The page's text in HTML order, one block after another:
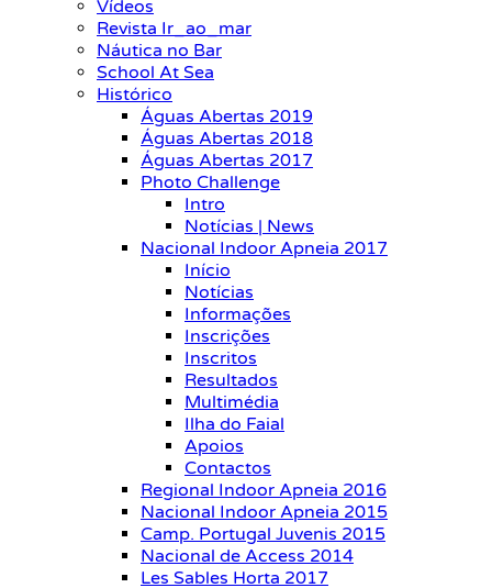
Vídeos
Revista Ir_ao_mar
Náutica no Bar
School At Sea
Histórico
Águas Abertas 2019
Águas Abertas 2018
Águas Abertas 2017
Photo Challenge
Intro
Notícias | News
Nacional Indoor Apneia 2017
Início
Notícias
Informações
Inscrições
Inscritos
Resultados
Multimédia
Ilha do Faial
Apoios
Contactos
Regional Indoor Apneia 2016
Nacional Indoor Apneia 2015
Camp. Portugal Juvenis 2015
Nacional de Access 2014
Les Sables Horta 2017